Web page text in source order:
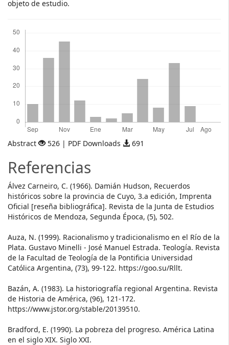
objeto de estudio.
Abstract 526 | PDF Downloads 691
Referencias
Álvez Carneiro, C. (1966). Damián Hudson, Recuerdos
históricos sobre la provincia de Cuyo, 3.a edición, Imprenta
Oficial [reseña bibliográfica]. Revista de la Junta de Estudios
Históricos de Mendoza, Segunda Época, (5), 502.
Auza, N. (1999). Racionalismo y tradicionalismo en el Río de la
Plata. Gustavo Minelli - José Manuel Estrada. Teología. Revista
de la Facultad de Teología de la Pontificia Universidad
Católica Argentina, (73), 99-122. https://goo.su/Rllt.
Bazán, A. (1983). La historiografía regional Argentina. Revista
de Historia de América, (96), 121-172.
https://www.jstor.org/stable/20139510.
Bradford, E. (1990). La pobreza del progreso. América Latina
en el siglo XIX. Siglo XXI.